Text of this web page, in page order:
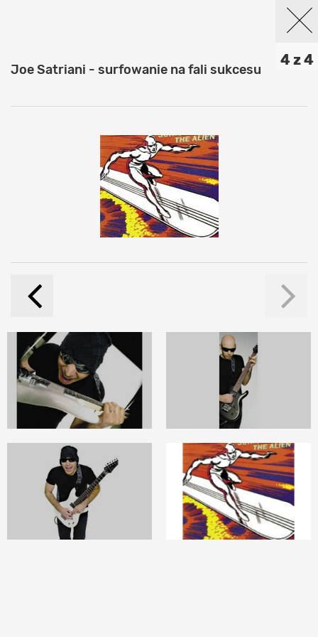
4 z 4
Joe Satriani - surfowanie na fali sukcesu